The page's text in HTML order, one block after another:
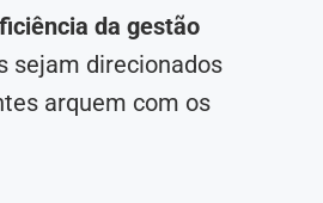
da gestão
sejam direcionados
arquem com os